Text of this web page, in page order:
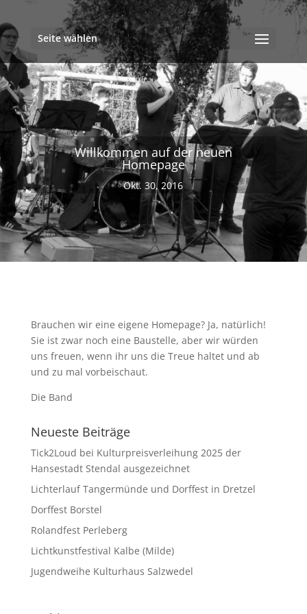
Seite wählen
Willkommen auf der neuen
Homepage
Okt. 30, 2016
Brauchen wir eine eigene Homepage? Ja, natürlich!
Sie ist zwar noch eine Baustelle, aber wir würden
uns freuen, wenn ihr uns die Treue haltet und ab
und zu mal vorbeischaut.
Die Band
Neueste Beiträge
Tick2Loud bei Kulturpreisverleihung 2025 der
Hansestadt Stendal ausgezeichnet
Lichterlauf Tangermünde und Dorffest in Dretzel
Dorffest Borstel
Rolandfest Perleberg
Lichtkunstfestival Kalbe (Milde)
Jugendweihe Kulturhaus Salzwedel